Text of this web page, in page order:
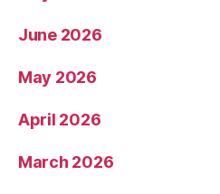
June 2026
May 2026
April 2026
March 2026